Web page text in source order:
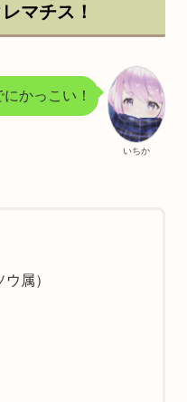
マチス！
いちか
かっこい！
属）